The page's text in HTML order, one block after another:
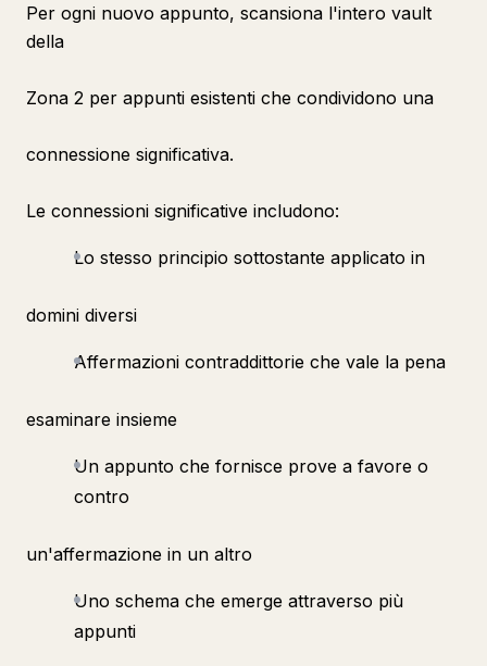
Per ogni nuovo appunto, scansiona l'intero vault
della
Zona 2 per appunti esistenti che condividono una
connessione significativa.
Le connessioni significative includono:
Lo stesso principio sottostante applicato in
domini diversi
Affermazioni contraddittorie che vale la pena
esaminare insieme
Un appunto che fornisce prove a favore o
contro
un'affermazione in un altro
Uno schema che emerge attraverso più
appunti